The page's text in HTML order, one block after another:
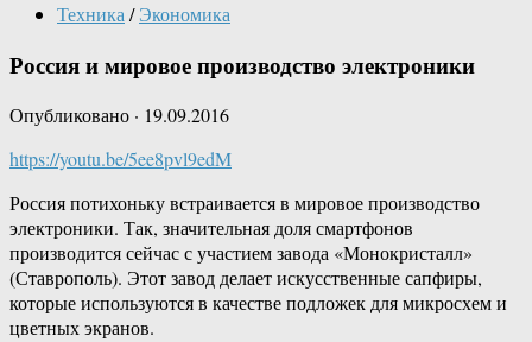
Техника / Экономика
Россия и мировое производство электроники
Опубликовано · 19.09.2016
https://youtu.be/5ee8pvl9edM
Россия потихоньку встраивается в мировое производство
электроники. Так, значительная доля смартфонов
производится сейчас с участием завода «Монокристалл»
(Ставрополь). Этот завод делает искусственные сапфиры,
которые используются в качестве подложек для микросхем и
цветных экранов.